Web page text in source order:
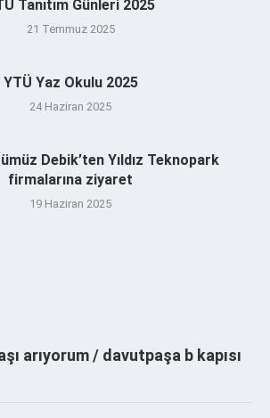
Tanıtım Günleri 2025
21 Temmuz 2025
YTÜ Yaz Okulu 2025
24 Haziran 2025
Debik’ten Yıldız Teknopark
firmalarına ziyaret
19 Haziran 2025
arıyorum / davutpaşa b kapısı